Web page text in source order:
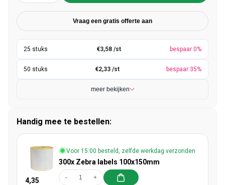
Vraag een gratis offerte aan
€3,58 /st bespaar 0%
€2,33 /st bespaar 35%
meer bekijken
Handig mee te bestellen:
4,35
Voor 15:00 besteld, zelfde werkdag verzonden
300x Zebra labels 100x150mm
- +